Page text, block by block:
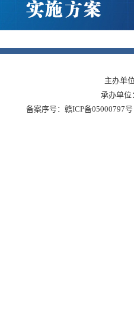
主办单
承办单位
备案序号：赣ICP备05000797号